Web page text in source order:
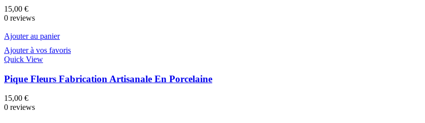
15,00 €
0 reviews
Ajouter au panier
Ajouter à vos favoris
Quick View
Pique Fleurs Fabrication Artisanale En Porcelaine
15,00 €
0 reviews